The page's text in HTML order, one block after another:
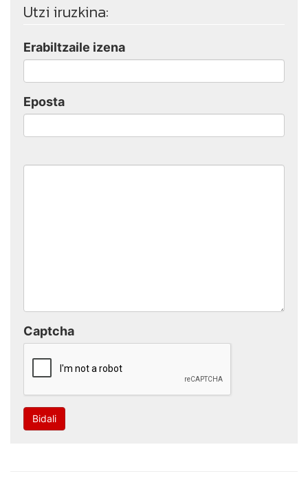
Utzi iruzkina:
Erabiltzaile izena
Eposta
Captcha
Bidali